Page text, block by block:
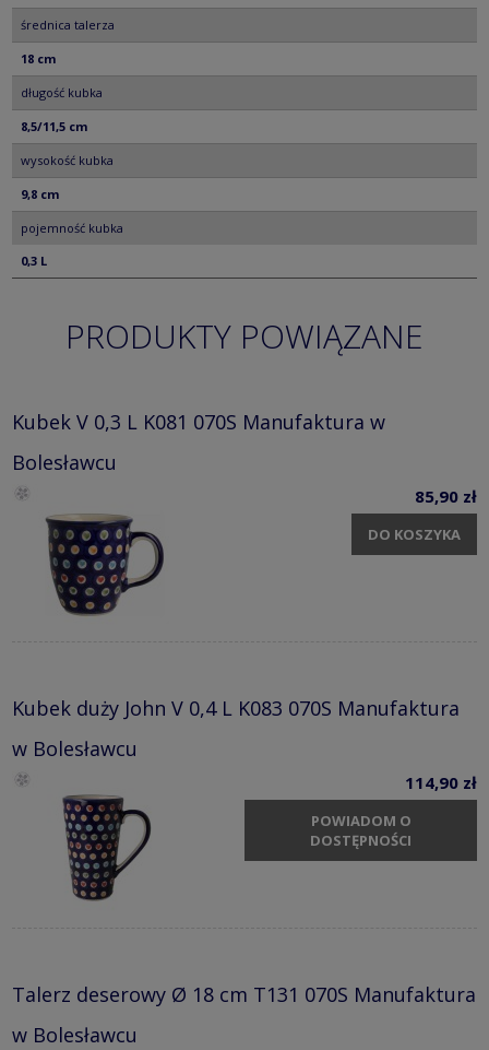
średnica talerza
18 cm
długość kubka
8,5/11,5 cm
wysokość kubka
9,8 cm
pojemność kubka
0,3 L
PRODUKTY POWIĄZANE
Kubek V 0,3 L K081 070S Manufaktura w
Bolesławcu
85,90 zł
DO KOSZYKA
Kubek duży John V 0,4 L K083 070S Manufaktura
w Bolesławcu
114,90 zł
POWIADOM O
DOSTĘPNOŚCI
Talerz deserowy Ø 18 cm T131 070S Manufaktura
w Bolesławcu